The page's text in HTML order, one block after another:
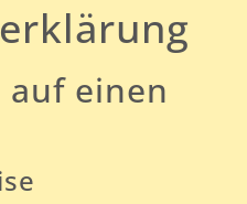
auf einen